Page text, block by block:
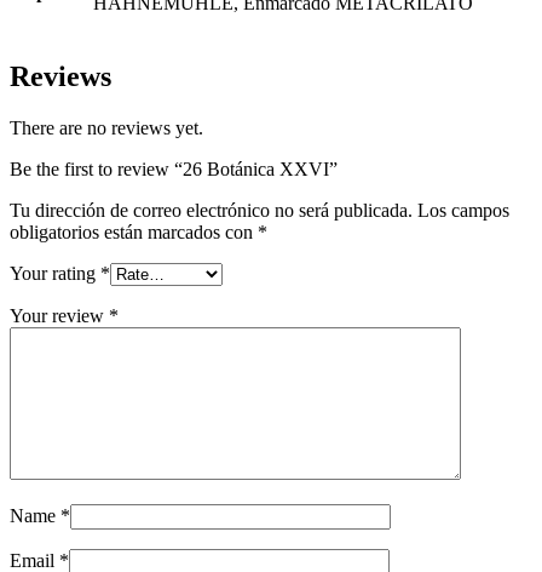
Reviews
There are no reviews yet.
Be the first to review “26 Botánica XXVI”
Tu dirección de correo electrónico no será publicada. Los campos
obligatorios están marcados con *
Your rating *
Your review *
Name *
Email *